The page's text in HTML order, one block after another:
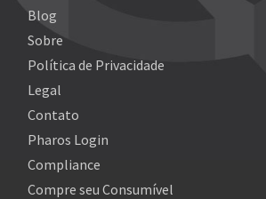
Blog
Sobre
Política de Privacidade
Legal
Contato
Pharos Login
Compliance
Compre seu Consumível